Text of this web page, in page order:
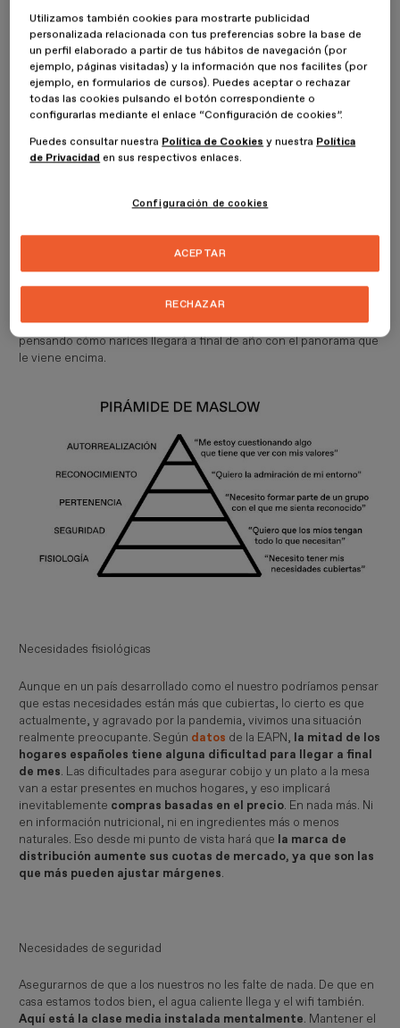
¿Qué es necesario ahora? ¿Qué es lo que hay que reparar primero?
¿Cuáles son las nuevas urgencias a solucionar? Sin duda,los pasos
y los tiempos de esta nueva situación los van a marcar los
consumidores, y a ellos habrá que (nuevamente) adaptar no sólo
nuestrosdiscursos de marca, sino también nuestrosobjetivos
de negocio.
Es cierto que no a todo el mundo le ha afectado de igual manera el
Covid-19, y que son sobre todo las clases más desfavorecidas las
de valores y su relación con los productos que compra y los
amiga la pirámide de Maslow, que tan rápido nos permite saber
qué necesidad trata nuestro cliente potencial de solventar y, a la
vez, contrastar esa información con nuestros propios objetivos
como marca. Porque hoy puede pasar perfectamente que una
marca apele con la comunicación de sus productos a la protección
del medio ambiente y que su público principal está todavía
pensando cómo narices llegará a final de año con el panorama que
le viene encima.
Necesidades fisiológicas
Aunque en un país desarrollado como el nuestro podríamos pensar
que estas necesidades están más que cubiertas, lo cierto es que
actualmente, y agravado por la pandemia, vivimos una situación
realmente preocupante. Según datos de la EAPN, la mitad de los
hogares españoles tiene alguna dificultad para llegar a final
de mes. Las dificultades para asegurar cobijo y un plato a la mesa
van a estar presentes en muchos hogares, y eso implicará
inevitablemente compras basadas en el precio. En nada más. Ni
en información nutricional, ni en ingredientes más o menos
naturales. Eso desde mi punto de vista hará que la marca de
distribución aumente sus cuotas de mercado, ya que son las
que más pueden ajustar márgenes.
Necesidades de seguridad
Asegurarnos de que a los nuestros no les falte de nada. De que en
casa estamos todos bien, el agua caliente llega y el wifi también.
Aquí está la clase media instalada mentalmente. Mantener el
Utilizamos también cookies para mostrarte publicidad
personalizada relacionada con tus preferencias sobre la base de
un perfil elaborado a partir de tus hábitos de navegación (por
ejemplo, páginas visitadas) y la información que nos facilites (por
ejemplo, en formularios de cursos). Puedes aceptar o rechazar
todas las cookies pulsando el botón correspondiente o
configurarlas mediante el enlace “Configuración de cookies”.
Puedes consultar nuestra Política de Cookies y nuestra Política
de Privacidad en sus respectivos enlaces.
Configuración de cookies
RECHAZAR
ACEPTAR